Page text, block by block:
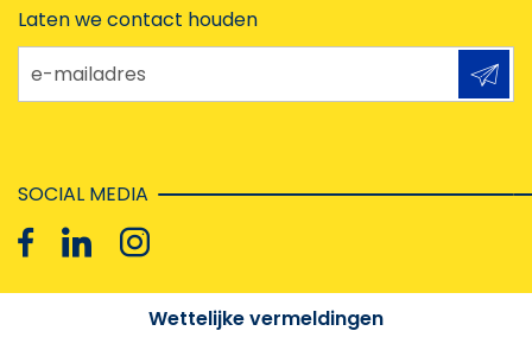
Laten we contact houden
e-mailadres
SOCIAL MEDIA
Wettelijke vermeldingen